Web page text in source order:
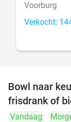
Voorburg
Verkocht:
Bowl naar
frisdrank of
Vandaag